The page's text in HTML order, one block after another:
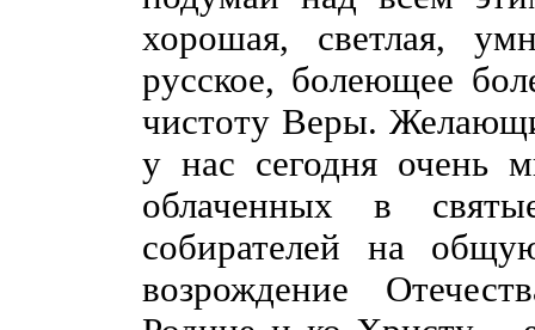
хорошая, светлая,
русское, болеющее
чистоту Веры.
у нас сегодня очень
облаченных в
собирателей на
возрождение